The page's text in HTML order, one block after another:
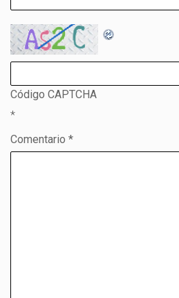
Código CAPTCHA
*
Comentario *